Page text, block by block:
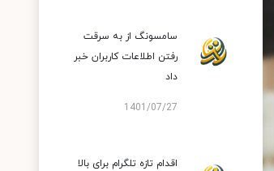
سامسونگ از به سرقت
رفتن اطلاعات کاربران خبر
داد
1401/07/27
اقدام تازه تلگرام برای بالا